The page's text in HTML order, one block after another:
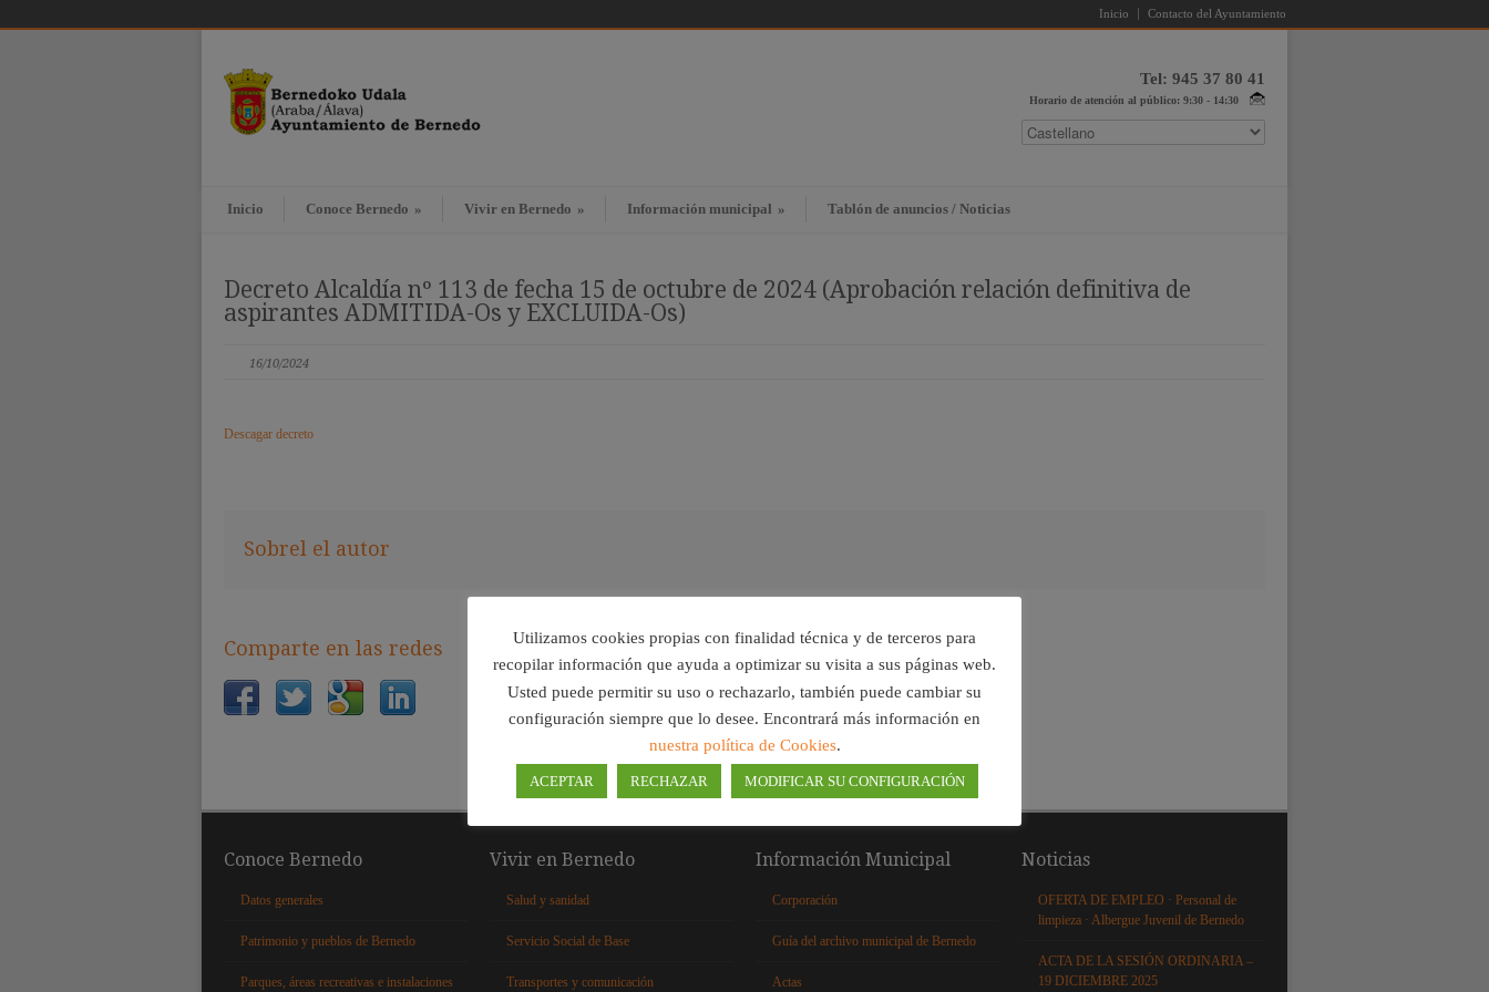
Inicio Contacto del Ayuntamiento
Tel: 945 37 80 41
Horario de atención al público: 9:30 - 14:30
Inicio Conoce Bernedo » Vivir en Bernedo » Información municipal » Tablón de anuncios / Noticias
Decreto Alcaldía nº 113 de fecha 15 de octubre de 2024 (Aprobación relación definitiva de
aspirantes ADMITIDA-Os y EXCLUIDA-Os)
16/10/2024
Descagar decreto
Sobrel el autor
Comparte en las redes
Conoce Bernedo
Datos generales
Patrimonio y pueblos de Bernedo
Parques, áreas recreativas e instalaciones
Vivir en Bernedo
Salud y sanidad
Servicio Social de Base
Transportes y comunicación
Información Municipal
Corporación
Guía del archivo municipal de Bernedo
Actas
Noticias
OFERTA DE EMPLEO · Personal de
limpieza · Albergue Juvenil de Bernedo
ACTA DE LA SESIÓN ORDINARIA –
19 DICIEMBRE 2025
Utilizamos cookies propias con finalidad técnica y de terceros para
recopilar información que ayuda a optimizar su visita a sus páginas web.
Usted puede permitir su uso o rechazarlo, también puede cambiar su
configuración siempre que lo desee. Encontrará más información en
nuestra política de Cookies.
ACEPTAR RECHAZAR MODIFICAR SU CONFIGURACIÓN